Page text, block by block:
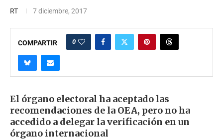
RT 7 diciembre, 2017
COMPARTIR 0
El órgano electoral ha aceptado las
recomendaciones de la OEA, pero no ha
accedido a delegar la verificación en un
órgano internacional